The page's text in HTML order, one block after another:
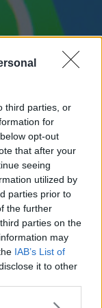
third parties, or
for
opt-out
that after your
seeing
utilized by
parties prior to
the further
parties on the
may
IAB’s List of
it to other
more Google
stati